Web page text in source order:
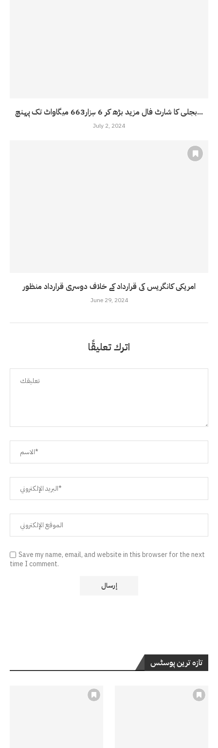
بجلی کا شارٹ فال مزید بڑھ کر 6 ہزار663 میگاواٹ تک پہنچ...
July 2, 2024
امریکی کانگریس کی قرارداد کے خلاف دوسری قرارداد منظور
June 29, 2024
اترك تعليقًا
Save my name, email, and website in this browser for the next
time I comment.
تازہ ترین پوسٹس